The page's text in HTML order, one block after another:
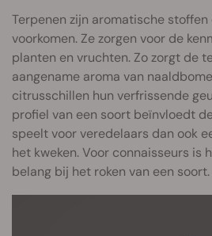
Terpenen zijn aromatische
voorkomen. Ze zorgen voor de
planten en vruchten. Zo zorgt de
aangename aroma van
citrusschillen hun verfrissende
profiel van een soort beïnvloedt
speelt voor veredelaars dan ook
het kweken. Voor connaisseurs is
belang bij het roken van een soort.